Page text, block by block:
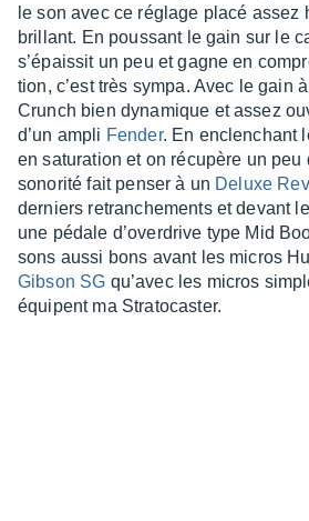
le son avec ce réglage placé assez
brillant. En pous­sant le gain sur le
s’épais­sit un peu et gagne en
tion, c’est très sympa. Avec le gain
Crunch bien dyna­mique et assez
d’un ampli Fender. En enclen­chant
en satu­ra­tion et on récu­père un peu
sono­rité fait penser à un Deluxe
derniers retran­che­ments et devant
une pédale d’over­drive type Mid
sons aussi bons avant les micros
Gibson SG qu’avec les micros
équipent ma Stra­to­cas­ter.